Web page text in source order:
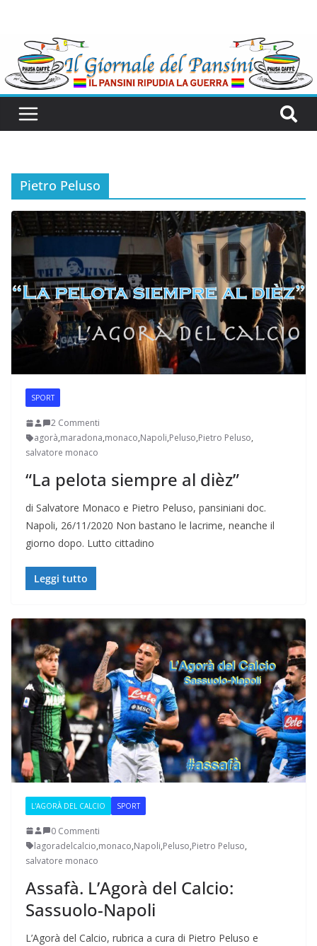
Pietro Peluso
SPORT
2 Commenti
agorà,maradona,monaco,Napoli,Peluso,Pietro Peluso,
salvatore monaco
“La pelota siempre al dièz”
di Salvatore Monaco e Pietro Peluso, pansiniani doc.
Napoli, 26/11/2020 Non bastano le lacrime, neanche il
giorno dopo. Lutto cittadino
Leggi tutto
L'AGORÀ DEL CALCIO SPORT
0 Commenti
lagoradelcalcio,monaco,Napoli,Peluso,Pietro Peluso,
salvatore monaco
Assafà. L’Agorà del Calcio:
Sassuolo-Napoli
L’Agorà del Calcio, rubrica a cura di Pietro Peluso e